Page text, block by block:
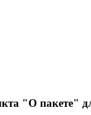
"О пакете"